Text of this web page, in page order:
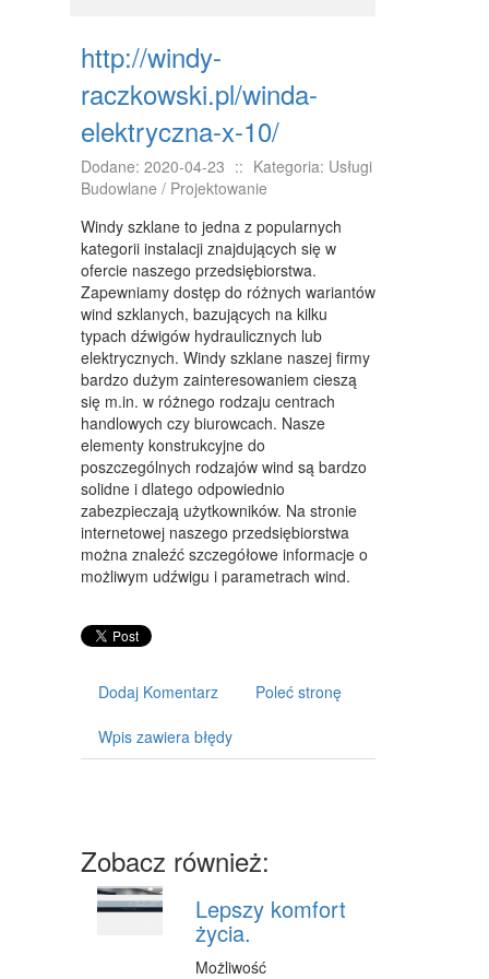
TŁUMACZENIA
WEBSTORE
BIŻUTERIA
MEBLE
WYPOSAŻENIE WNĘTRZ
WYPOSAŻENIE ŁAZIENKI
ODZIEŻ
SPORT
ELEKTRONIKA, RTV, AGD
ART. DLA ZWIERZĄT
OGRÓD, ROŚLINY
CHEMIA
INNE SKLEPY
URZĄDZENIA
PRZEMYSŁ METALOWY
TRANSPORT
TRANSPORT
http://windy-
raczkowski.pl/winda-
elektryczna-x-10/
Dodane: 2020-04-23 :: Kategoria: Usługi
Budowlane / Projektowanie
Windy szklane to jedna z popularnych
kategorii instalacji znajdujących się w
ofercie naszego przedsiębiorstwa.
Zapewniamy dostęp do różnych wariantów
wind szklanych, bazujących na kilku
typach dźwigów hydraulicznych lub
elektrycznych. Windy szklane naszej firmy
bardzo dużym zainteresowaniem cieszą
się m.in. w różnego rodzaju centrach
handlowych czy biurowcach. Nasze
elementy konstrukcyjne do
poszczególnych rodzajów wind są bardzo
solidne i dlatego odpowiednio
zabezpieczają użytkowników. Na stronie
internetowej naszego przedsiębiorstwa
można znaleźć szczegółowe informacje o
możliwym udźwigu i parametrach wind.
Dodaj Komentarz Poleć stronę
Wpis zawiera błędy
Zobacz również:
Lepszy komfort
życia.
Możliwość